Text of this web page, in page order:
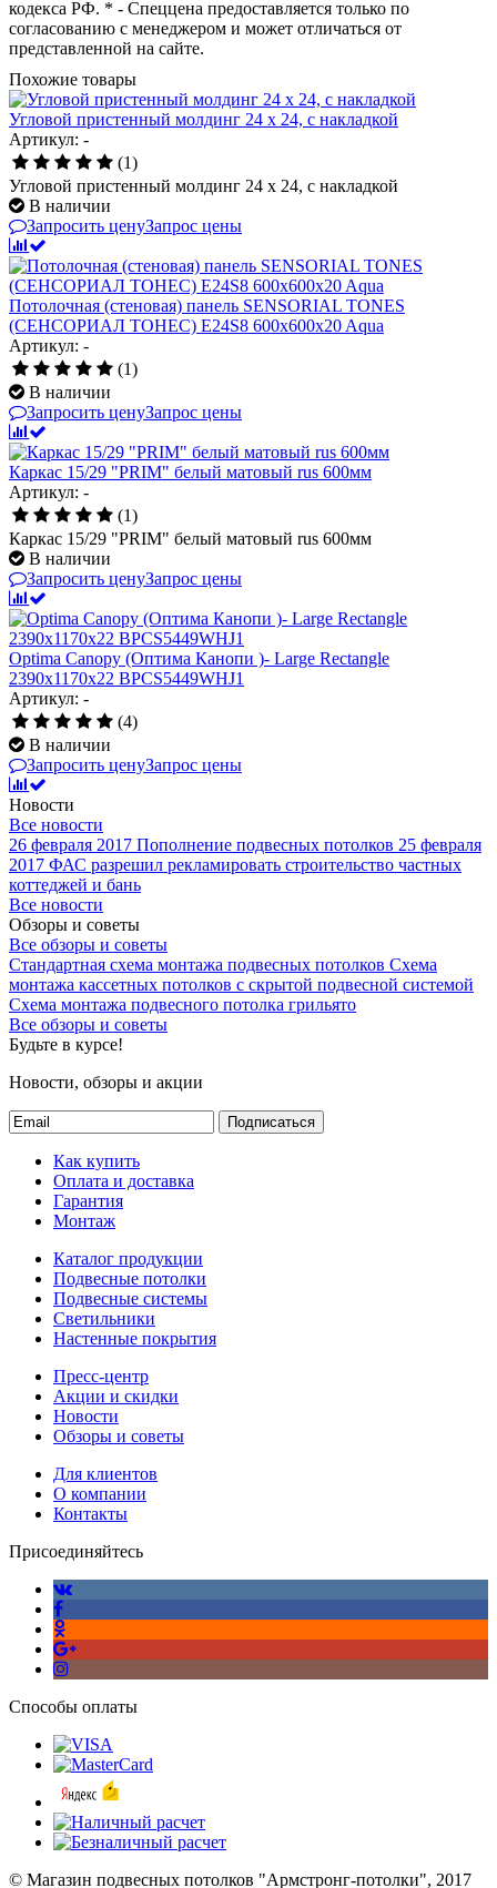
кодекса РФ. * - Спеццена предоставляется только по
согласованию с менеджером и может отличаться от
представленной на сайте.
Похожие товары
Угловой пристенный молдинг 24 x 24, с накладкой
Артикул: -
(1)
Угловой пристенный молдинг 24 x 24, с накладкой
В наличии
Запросить ценуЗапрос цены
Потолочная (стеновая) панель SENSORIAL TONES
(СЕНСОРИАЛ ТОНЕС) E24S8 600x600x20 Aqua
Артикул: -
(1)
В наличии
Запросить ценуЗапрос цены
Каркас 15/29 "PRIM" белый матовый rus 600мм
Артикул: -
(1)
Каркас 15/29 "PRIM" белый матовый rus 600мм
В наличии
Запросить ценуЗапрос цены
Optima Canopy (Оптима Канопи )- Large Rectangle
2390x1170x22 BPCS5449WHJ1
Артикул: -
(4)
В наличии
Запросить ценуЗапрос цены
Новости
Все новости
26 февраля 2017 Пополнение подвесных потолков 25 февраля
2017 ФАС разрешил рекламировать строительство частных
коттеджей и бань
Все новости
Обзоры и советы
Все обзоры и советы
Стандартная схема монтажа подвесных потолков Схема
монтажа кассетных потолков с скрытой подвесной системой
Схема монтажа подвесного потолка грильято
Все обзоры и советы
Будьте в курсе!
Новости, обзоры и акции
Подписаться
Как купить
Оплата и доставка
Гарантия
Монтаж
Каталог продукции
Подвесные потолки
Подвесные системы
Светильники
Настенные покрытия
Пресс-центр
Акции и скидки
Новости
Обзоры и советы
Для клиентов
О компании
Контакты
Присоединяйтесь
Способы оплаты
© Магазин подвесных потолков "Армстронг-потолки", 2017